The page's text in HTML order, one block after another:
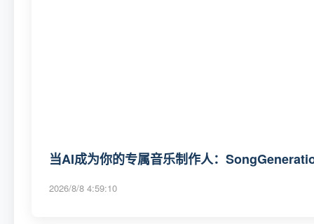
当AI成为你的专属音乐制作人：
2026/8/8 4:59:10